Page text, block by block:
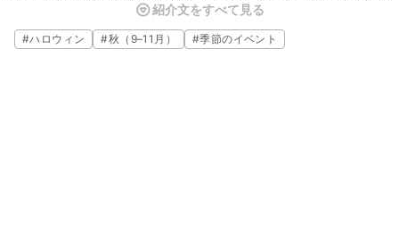
りがとても心地よい飲みものです。さわやかな酸味でさっぱりゴクゴ
クといただけます。こうもりの形もかぼちゃやおばけの形にアレンジ
してハロウィンパーティーにおすすめです。
紹介文をすべて見る
#ハロウィン #秋（9–11月） #季節のイベント